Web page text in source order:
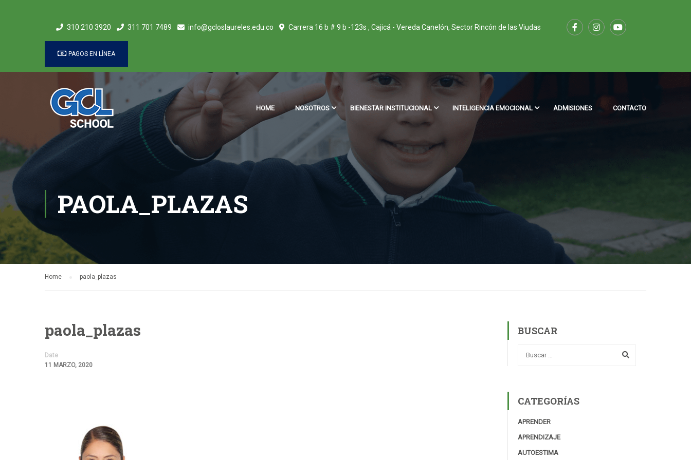
310 210 3920 311 701 7489 info@gcloslaureles.edu.co Carrera 16 b # 9 b -123s , Cajicá - Vereda Canelón, Sector Rincón de las Viudas
PAGOS EN LÍNEA
HOME NOSOTROS BIENESTAR INSTITUCIONAL INTELIGENCIA EMOCIONAL ADMISIONES CONTACTO
PAOLA_PLAZAS
Home paola_plazas
paola_plazas
Date
11 MARZO, 2020
BUSCAR
CATEGORÍAS
APRENDER
APRENDIZAJE
AUTOESTIMA